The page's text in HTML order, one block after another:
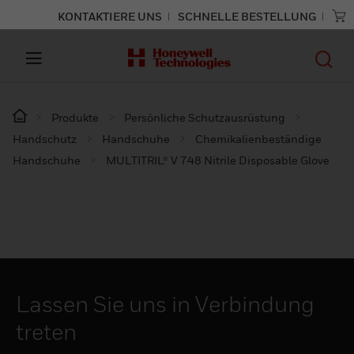
KONTAKTIERE UNS SCHNELLE BESTELLUNG
Produkte
Persönliche Schutzausrüstung
Handschutz
Handschuhe
Chemikalienbeständige
Handschuhe
MULTITRIL® V 748 Nitrile Disposable Glove
Lassen Sie uns in Verbindung
treten